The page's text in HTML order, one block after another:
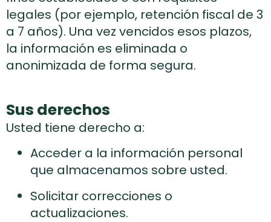
legales (por ejemplo, retención fiscal de 3
a 7 años). Una vez vencidos esos plazos,
la información es eliminada o
anonimizada de forma segura.
Sus derechos
Usted tiene derecho a:
Acceder a la información personal
que almacenamos sobre usted.
Solicitar correcciones o
actualizaciones.